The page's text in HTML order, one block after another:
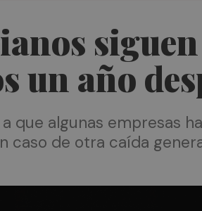
un año
que algunas empresas
caso de otra caída